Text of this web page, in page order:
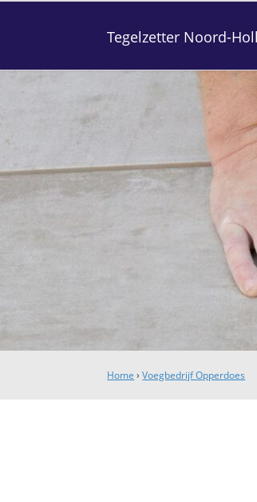
Tegelzetter Noord-
Home ›Voegbedrijf Opperdoes